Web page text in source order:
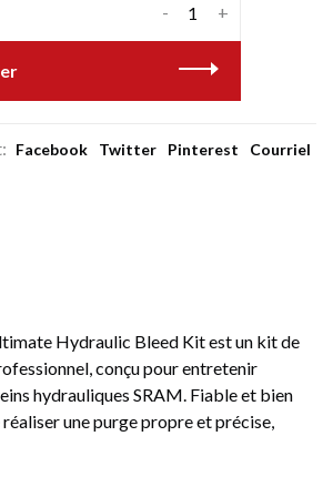
+
-
Facebook Twitter Pinterest Courriel
Hydraulic Bleed Kitest un kit de
conçu pour entretenir
hydrauliques SRAM. Fiable et bien
une purge propre et précise,